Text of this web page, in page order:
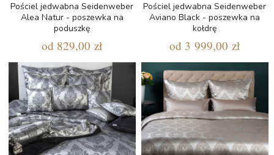
Pościel jedwabna Seidenweber
Alea Natur - poszewka na
poduszkę
od 829,00 zł
Pościel jedwabna Seidenweber
Aviano Black - poszewka na
kołdrę
od 3 999,00 zł